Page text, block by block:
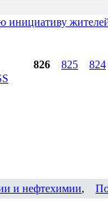
инициативу
826 825
824
и нефтехимии,